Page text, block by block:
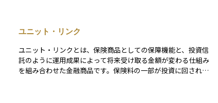
ユニット・リンク
ユニット・リンクとは、保険商品としての保障機能と、投資信
託のように運用成果によって将来受け取る金額が変わる仕組み
を組み合わせた金融商品です。保険料の一部が投資に回され、